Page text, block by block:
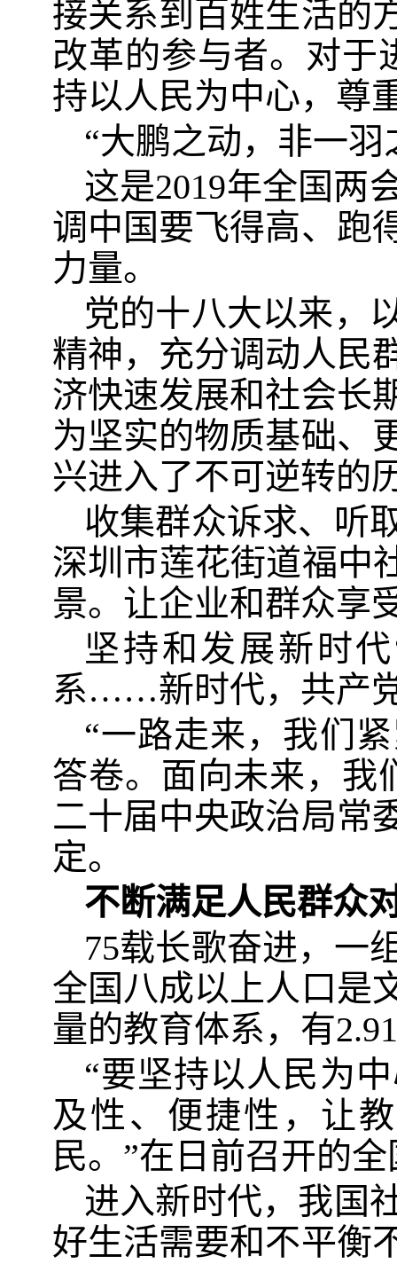
接关系到百姓生活的
改革的参与者。对于
持以人民为中心，尊
“大鹏之动，非一
这是2019年全国两
调中国要飞得高、跑
力量。
党的十八大以来，
精神，充分调动人民
济快速发展和社会长
为坚实的物质基础、
兴进入了不可逆转的
收集群众诉求、听
深圳市莲花街道福中
景。让企业和群众享
坚持和发展新时
系……新时代，共产
“一路走来，我们
答卷。面向未来，我
二十届中央政治局常
定。
不断满足人民群众
75载长歌奋进，
全国八成以上人口是
量的教育体系，有
“要坚持以人民为
及性、便捷性，让
民。”在日前召开的
进入新时代，我国
好生活需要和不平衡